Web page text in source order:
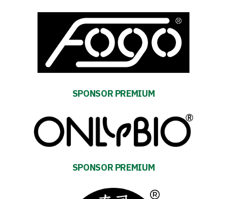
Accessibility
SPONSOR PREMIUM
SPONSOR PREMIUM